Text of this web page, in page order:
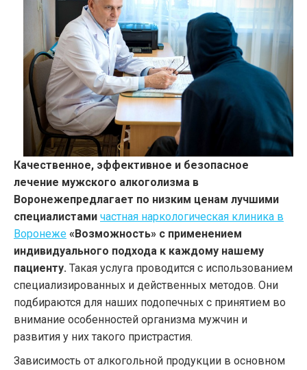
Качественное, эффективное и безопасное
лечение мужского алкоголизма в
Воронежепредлагает по низким ценам лучшими
специалистами частная наркологическая клиника в
Воронеже «Возможность» с применением
индивидуального подхода к каждому нашему
пациенту. Такая услуга проводится с использованием
специализированных и действенных методов. Они
подбираются для наших подопечных с принятием во
внимание особенностей организма мужчин и
развития у них такого пристрастия.
Зависимость от алкогольной продукции в основном